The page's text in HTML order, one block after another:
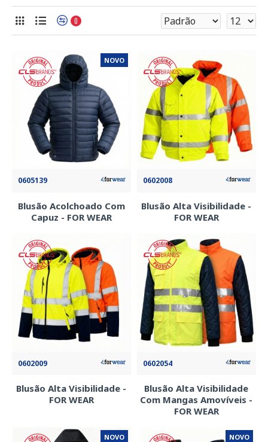
0
NOVO
0605139
Blusão Acolchoado Com
Capuz - FOR WEAR
0602008
Blusão Alta Visibilidade -
FOR WEAR
0602009
Blusão Alta Visibilidade -
FOR WEAR
0602054
Blusão Alta Visibilidade
Com Mangas Amovíveis -
FOR WEAR
NOVO NOVO